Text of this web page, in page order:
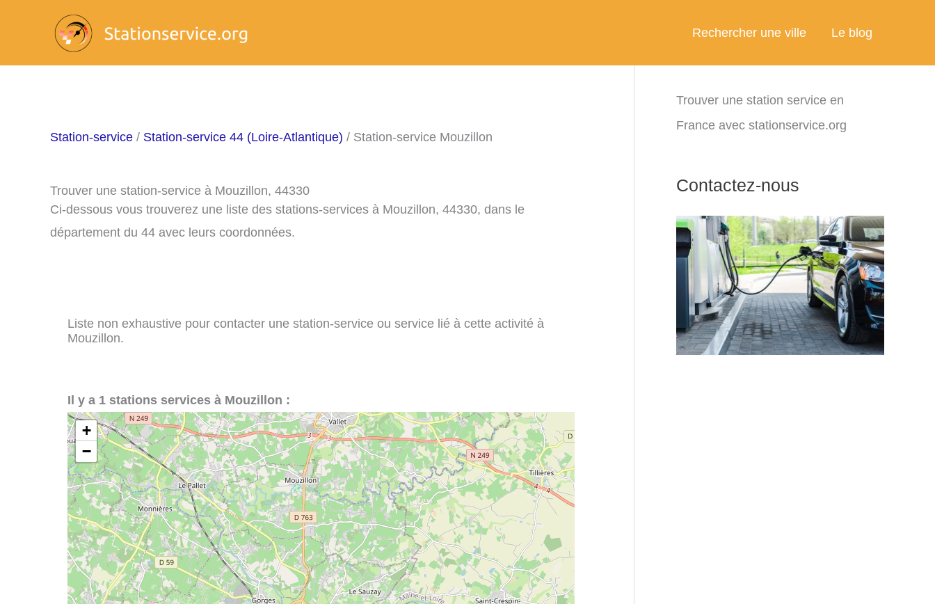
Rechercher une ville Le blog
Station-service / Station-service 44 (Loire-Atlantique) / Station-service Mouzillon
Trouver une station-service à Mouzillon, 44330
Ci-dessous vous trouverez une liste des stations-services à Mouzillon, 44330, dans le
département du 44 avec leurs coordonnées.
Liste non exhaustive pour contacter une station-service ou service lié à cette activité à
Mouzillon.
Il y a 1 stations services à Mouzillon :
+
−
Trouver une station service en
France avec stationservice.org
Contactez-nous